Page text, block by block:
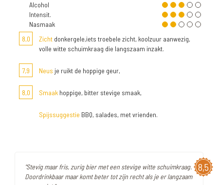
Alcohol
Intensit.
Nasmaak
8,0
Zicht donkergele,iets troebele zicht, koolzuur aanwezig,
volle witte schuimkraag die langszaam inzakt.
7,9 Neus je ruikt de hoppige geur,
8,0 Smaak hoppige, bitter stevige smaak,
Spijssuggestie BBQ, salades, met vrienden.
8,5
"Stevig maar fris, zurig bier met een stevige witte schuimkraag.
Doordrinkbaar maar komt beter tot zijn recht als je er langzaam